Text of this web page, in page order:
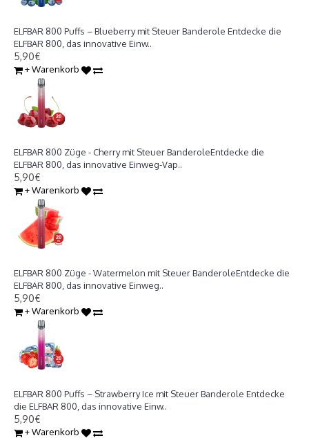
ELFBAR 800 Puffs – Blueberry mit Steuer Banderole Entdecke die
ELFBAR 800, das innovative Einw..
5,90€
+ Warenkorb
ELFBAR 800 Züge - Cherry mit Steuer BanderoleEntdecke die
ELFBAR 800, das innovative Einweg-Vap..
5,90€
+ Warenkorb
ELFBAR 800 Züge - Watermelon mit Steuer BanderoleEntdecke die
ELFBAR 800, das innovative Einweg..
5,90€
+ Warenkorb
ELFBAR 800 Puffs – Strawberry Ice mit Steuer Banderole Entdecke
die ELFBAR 800, das innovative Einw..
5,90€
+ Warenkorb